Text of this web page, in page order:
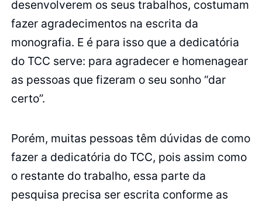
desenvolverem os seus trabalhos, costumam
fazer agradecimentos na escrita da
monografia. E é para isso que a dedicatória
do TCC serve: para agradecer e homenagear
as pessoas que fizeram o seu sonho “dar
certo”.
Porém, muitas pessoas têm dúvidas de como
fazer a dedicatória do TCC, pois assim como
o restante do trabalho, essa parte da
pesquisa precisa ser escrita conforme as